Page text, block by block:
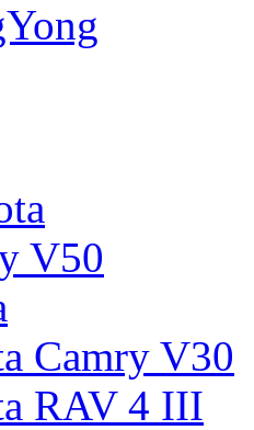
V50
Camry V30
RAV 4 III